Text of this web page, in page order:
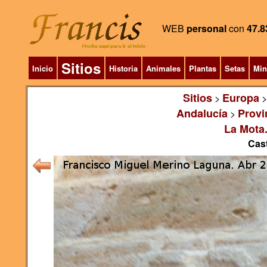
WEB personalcon
Inicio Sitios Historia Animales Plantas Setas
Sitios> Europa
Andalucía>
La